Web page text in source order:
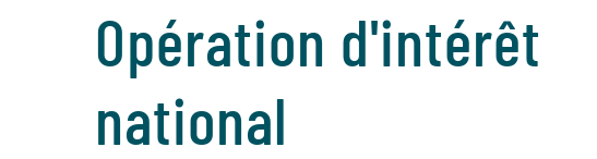
Opération d'intérêt
national